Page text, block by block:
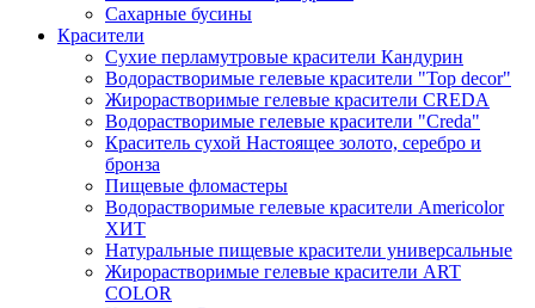
Сахарные бусины
Красители
Сухие перламутровые красители Кандурин
Водорастворимые гелевые красители "Top decor"
Жирорастворимые гелевые красители CREDA
Водорастворимые гелевые красители "Creda"
Краситель сухой Настоящее золото, серебро и
бронза
Пищевые фломастеры
Водорастворимые гелевые красители Americolor
ХИТ
Натуральные пищевые красители универсальные
Жирорастворимые гелевые красители ART
COLOR